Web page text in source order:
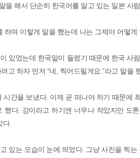
을 해서 단순히 한국어를 알고 있는 일본 사
하며 이렇게 말을 했는데 나는 그제야 어떻
있었는데 한국말이 들렸기 때문에 한국 사
고 하자 먼저 “네, 찍어드릴게요.”라고 말을
시간을 보냈다. 이제 곧 떠나야 하기 때문에
했다. 강이라고 하기엔 너무나 작았지만 도
다.
있는 모습이 눈에 띄었다. 그냥 사진을 찍